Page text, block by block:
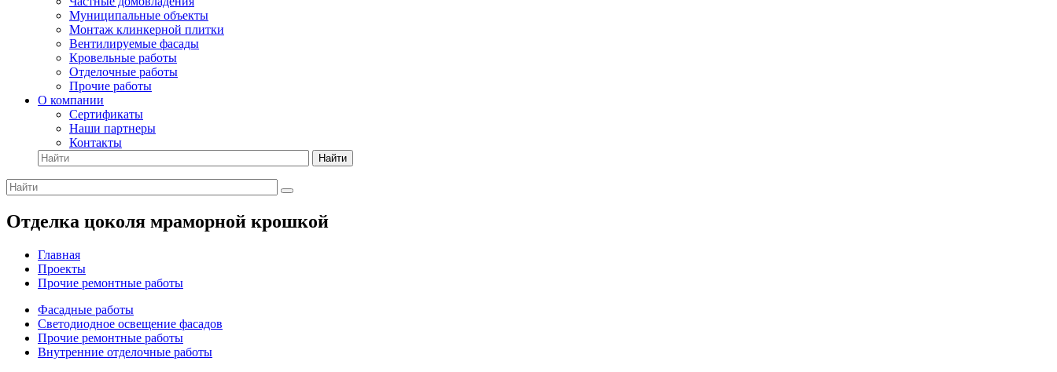
Муниципальные объекты
Монтаж клинкерной плитки
Вентилируемые фасады
Кровельные работы
Отделочные работы
Прочие работы
О компании
Сертификаты
Наши партнеры
Контакты
Найти
Отделка цоколя мраморной крошкой
Главная
Проекты
Прочие ремонтные работы
Фасадные работы
Светодиодное освещение фасадов
Прочие ремонтные работы
Внутренние отделочные работы